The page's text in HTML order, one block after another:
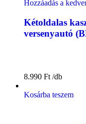
Hozzáadás a
Kétoldalas
versenyautó
8.990 Ft
Kosárba teszem